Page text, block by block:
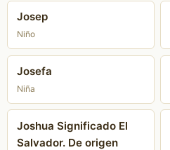
Josep
Niño
Josefa
Niña
Joshua Significado El
Salvador. De origen